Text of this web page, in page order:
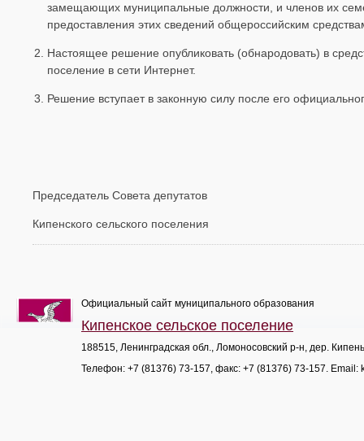
замещающих муниципальные должности, и членов их
предоставления этих сведений общероссийским
Настоящее решение опубликовать (обнародовать) в
поселение в сети Интернет.
Решение вступает в законную силу после его
Председатель Совета депутатов
Кипенского сельского
Официальный сайт муниципального образования
Кипенское сельское поселение
188515, Ленинградская обл., Ломоносовский р-н, дер.
Телефон: +7 (81376) 73-157, факс: +7 (81376) 73-157. Email: